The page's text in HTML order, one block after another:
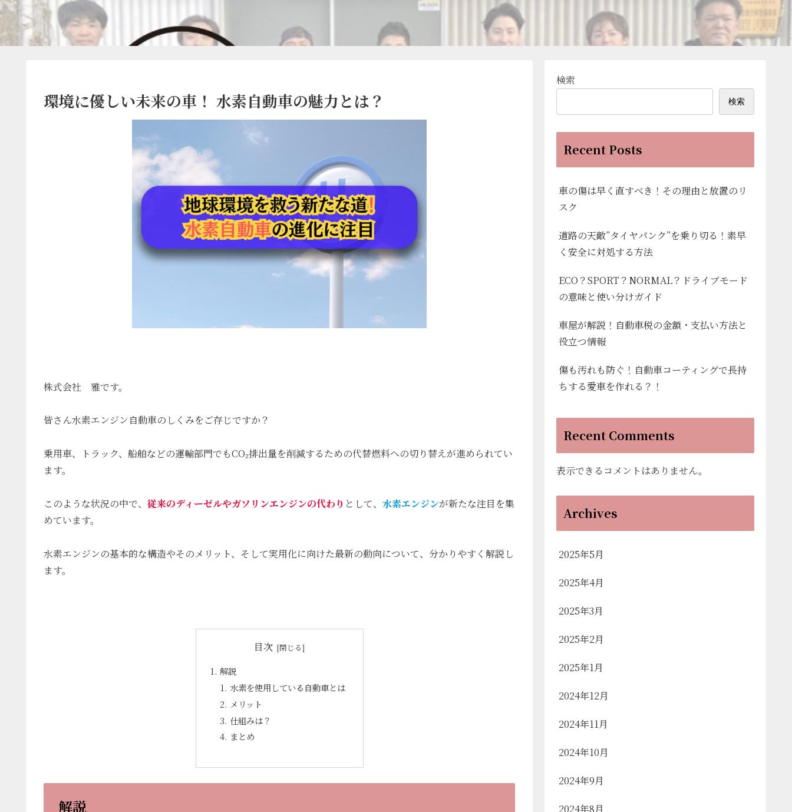
環境に優しい未来の車！ 水素自動車の魅力とは？
株式会社 雅です。
皆さん水素エンジン自動車のしくみをご存じですか？
乗用車、トラック、船舶などの運輸部門でもCO₂排出量を削減するための代替燃料への切り替えが進められてい
ます。
このような状況の中で、 従来のディーゼルやガソリンエンジンの代わり として、 水素エンジンが新たな注目を集
めています。
水素エンジンの基本的な構造やそのメリット、そして実用化に向けた最新の動向について、分かりやすく解説し
ます。
目次
解説
水素を使用している自動車とは
メリット
仕組みは？
まとめ
解説
検索
検索
Recent Posts
車の傷は早く直すべき！その理由と放置のリ
スク
道路の天敵”タイヤパンク”を乗り切る！素早
く安全に対処する方法
ECO？SPORT？NORMAL？ドライブモード
の意味と使い分けガイド
車屋が解説！自動車税の金額・支払い方法と
役立つ情報
傷も汚れも防ぐ！自動車コーティングで長持
ちする愛車を作れる？！
Recent Comments
表示できるコメントはありません。
Archives
2025年5月
2025年4月
2025年3月
2025年2月
2025年1月
2024年12月
2024年11月
2024年10月
2024年9月
2024年8月